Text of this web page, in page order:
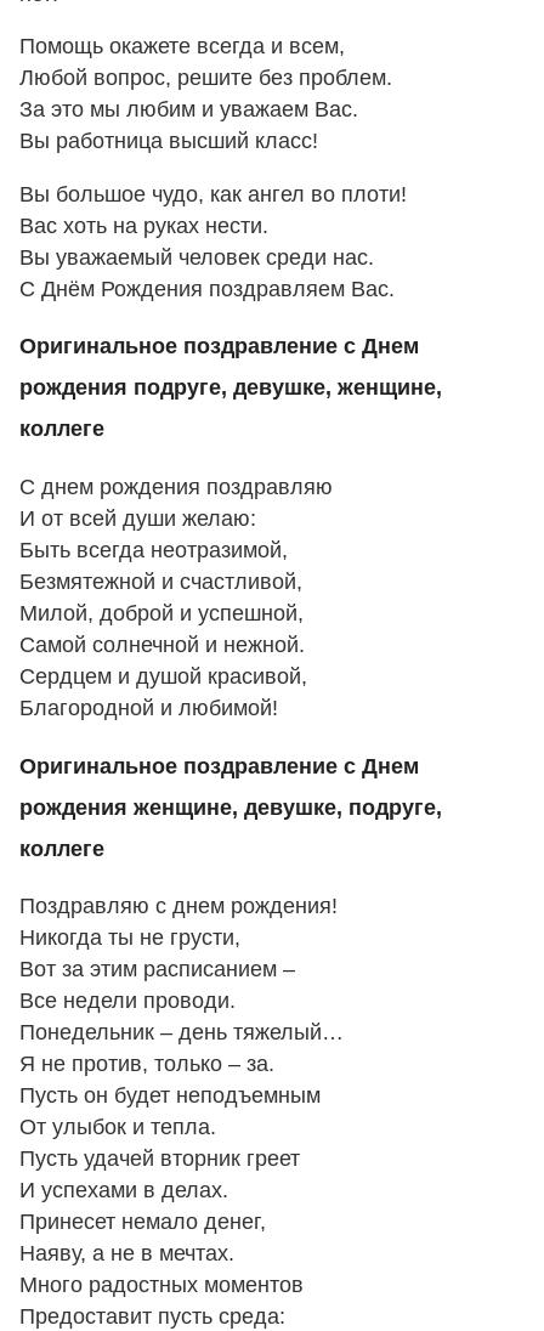
Помощь окажете всегда и всем,
Любой вопрос, решите без проблем.
За это мы любим и уважаем Вас.
Вы работница высший класс!
Вы большое чудо, как ангел во плоти!
Вас хоть на руках нести.
Вы уважаемый человек среди нас.
С Днём Рождения поздравляем Вас.
Оригинальное поздравление с Днем
рождения подруге, девушке, женщине,
коллеге
С днем рождения поздравляю
И от всей души желаю:
Быть всегда неотразимой,
Безмятежной и счастливой,
Милой, доброй и успешной,
Самой солнечной и нежной.
Сердцем и душой красивой,
Благородной и любимой!
Оригинальное поздравление с Днем
рождения женщине, девушке, подруге,
коллеге
Поздравляю с днем рождения!
Никогда ты не грусти,
Вот за этим расписанием –
Все недели проводи.
Понедельник – день тяжелый…
Я не против, только – за.
Пусть он будет неподъемным
От улыбок и тепла.
Пусть удачей вторник греет
И успехами в делах.
Принесет немало денег,
Наяву, а не в мечтах.
Много радостных моментов
Предоставит пусть среда: